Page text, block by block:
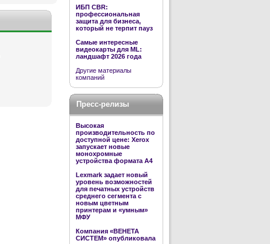
ИБП CBR:
профессиональная
защита для бизнеса,
который не терпит пауз
Самые интересные
видеокарты для ML:
ландшафт 2026 года
Другие материалы
компаний
Пресс-релизы
Высокая
производительность по
доступной цене: Xerox
запускает новые
монохромные
устройства формата А4
Lexmark задает новый
уровень возможностей
для печатных устройств
среднего сегмента с
новым цветным
принтерам и «умным»
МФУ
Компания «ВЕНЕТА
СИСТЕМ» опубликовала